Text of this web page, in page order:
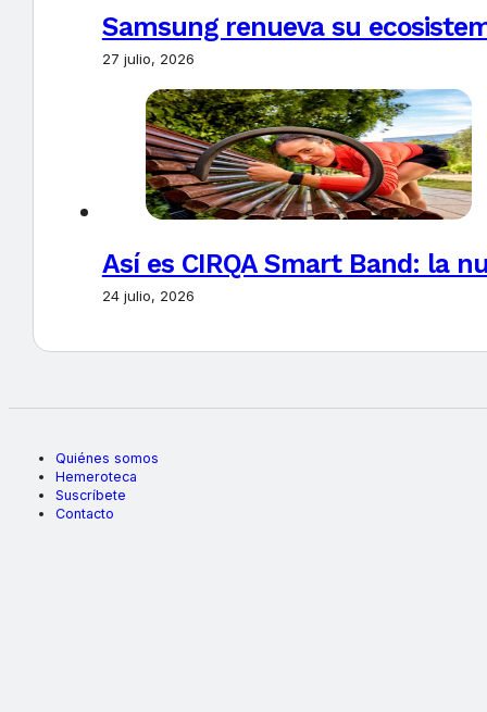
Samsung renueva su
27 julio, 2026
Así es CIRQA Smart Band: la
24 julio, 2026
Quiénes somos
Hemeroteca
Suscríbete
Contacto